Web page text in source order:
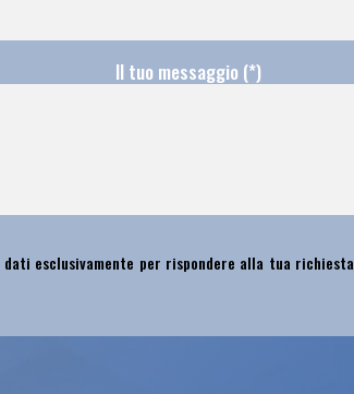
Il tuo messaggio (*)
esclusivamente per rispondere alla tua